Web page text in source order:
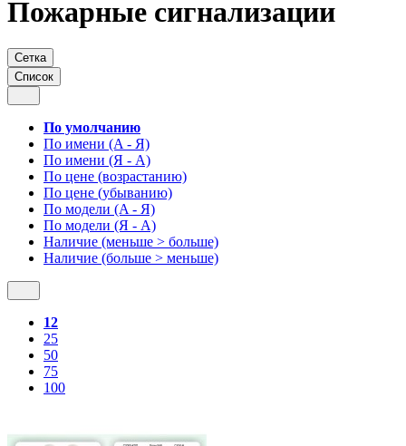
Пожарные сигнализации
Сетка
Список
По умолчанию
По имени (A - Я)
По имени (Я - A)
По цене (возрастанию)
По цене (убыванию)
По модели (A - Я)
По модели (Я - A)
Наличие (меньше > больше)
Наличие (больше > меньше)
12
25
50
75
100